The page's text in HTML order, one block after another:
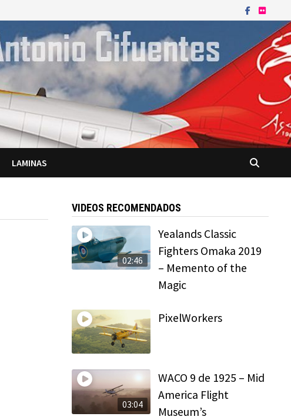
LAMINAS
VIDEOS RECOMENDADOS
02:46
Yealands Classic
Fighters Omaka 2019
– Memento of the
Magic
PixelWorkers
03:04
WACO 9 de 1925 – Mid
America Flight
Museum’s